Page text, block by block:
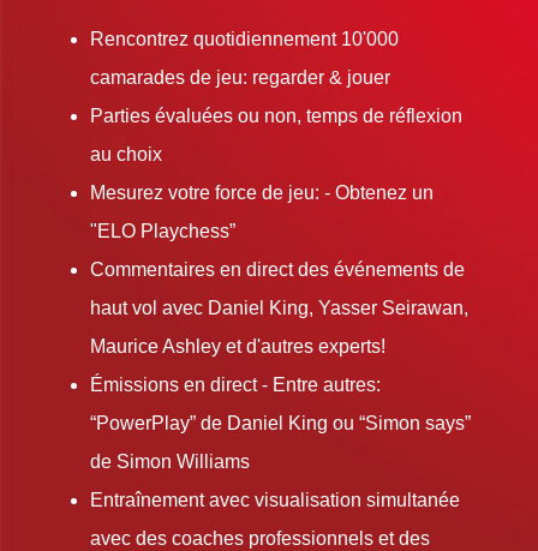
Rencontrez quotidiennement 10'000
camarades de jeu: regarder & jouer
Parties évaluées ou non, temps de réflexion
au choix
Mesurez votre force de jeu: - Obtenez un
"ELO Playchess”
Commentaires en direct des événements de
haut vol avec Daniel King, Yasser Seirawan,
Maurice Ashley et d'autres experts!
Émissions en direct - Entre autres:
“PowerPlay” de Daniel King ou “Simon says”
de Simon Williams
Entraînement avec visualisation simultanée
avec des coaches professionnels et des